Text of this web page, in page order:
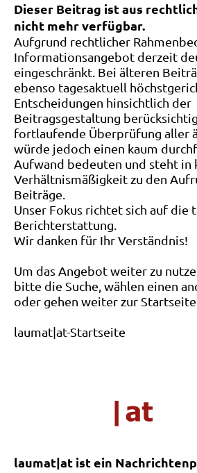
Dieser Beitrag ist aus
nicht mehr verfügbar.
Aufgrund rechtlicher
Informationsangebot derzeit
eingeschränkt. Bei älteren
ebenso tagesaktuell
Entscheidungen hinsichtlich der
Beitragsgestaltung
fortlaufende Überprüfung aller
würde jedoch einen kaum
Aufwand bedeuten und steht in
Verhältnismäßigkeit zu den
Beiträge.
Unser Fokus richtet sich auf die
Berichterstattung.
Wir danken für Ihr Verständnis!
Um das Angebot weiter zu
bitte die Suche, wählen einen
oder gehen weiter zur Startseite.
laumat|at-Startseite
laumat|at ist ein